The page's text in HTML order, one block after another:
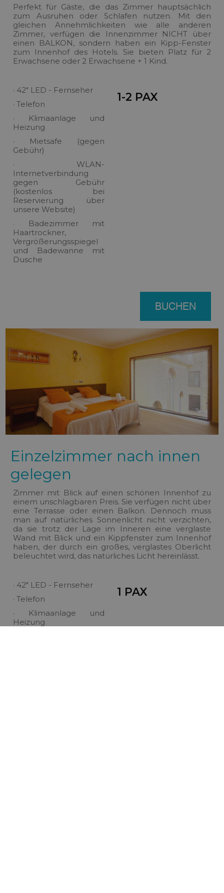
Perfekt für Gäste, die das Zimmer hauptsächlich
zum Ausruhen oder Schlafen nutzen. Mit den
gleichen Annehmlichkeiten wie alle anderen
Zimmer, verfügen die Innenzimmer NICHT über
einen BALKON, sondern haben ein Kipp-Fenster
zum Innenhof des Hotels. Sie bieten Platz für 2
Erwachsene oder 2 Erwachsene + 1 Kind.
· 42" LED - Fernseher
· Telefon
· Klimaanlage und
Heizung
· Mietsafe (gegen
Gebühr)
· WLAN-
Internetverbindung
gegen Gebühr
(kostenlos bei
Reservierung über
unsere Website)
· Badezimmer mit
Haartrockner,
Vergrößerungsspiegel
und Badewanne mit
Dusche
1-2 PAX
BUCHEN
Einzelzimmer nach innen
gelegen
Zimmer mit Blick auf einen schönen Innenhof zu
einem unschlagbaren Preis. Sie verfügen nicht über
eine Terrasse oder einen Balkon. Dennoch muss
man auf natürliches Sonnenlicht nicht verzichten,
da sie trotz der Lage im Inneren eine verglaste
Wand mit Blick und ein Kippfenster zum Innenhof
haben, der durch ein großes, verglastes Oberlicht
beleuchtet wird, das natürliches Licht hereinlässt.
· 42" LED - Fernseher
· Telefon
· Klimaanlage und
Heizung
1 PAX